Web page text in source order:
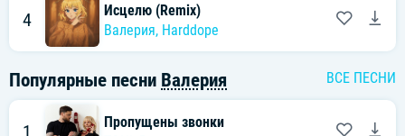
4
Исцелю (Remix)
Валерия, Harddope
Популярные песни Валерия ВСЕ ПЕСНИ
Пропущены звонки